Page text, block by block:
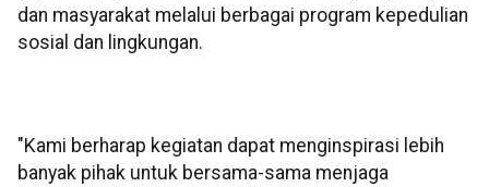
dan masyarakat melalui berbagai program kepedulian
sosial dan lingkungan.
"Kami berharap kegiatan dapat menginspirasi lebih
banyak pihak untuk bersama-sama menjaga